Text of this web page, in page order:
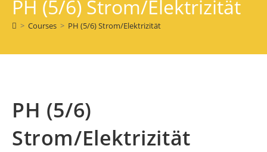
PH (5/6) Strom/Elektrizität
> Courses > PH (5/6) Strom/Elektrizität
PH (5/6)
Strom/Elektrizität